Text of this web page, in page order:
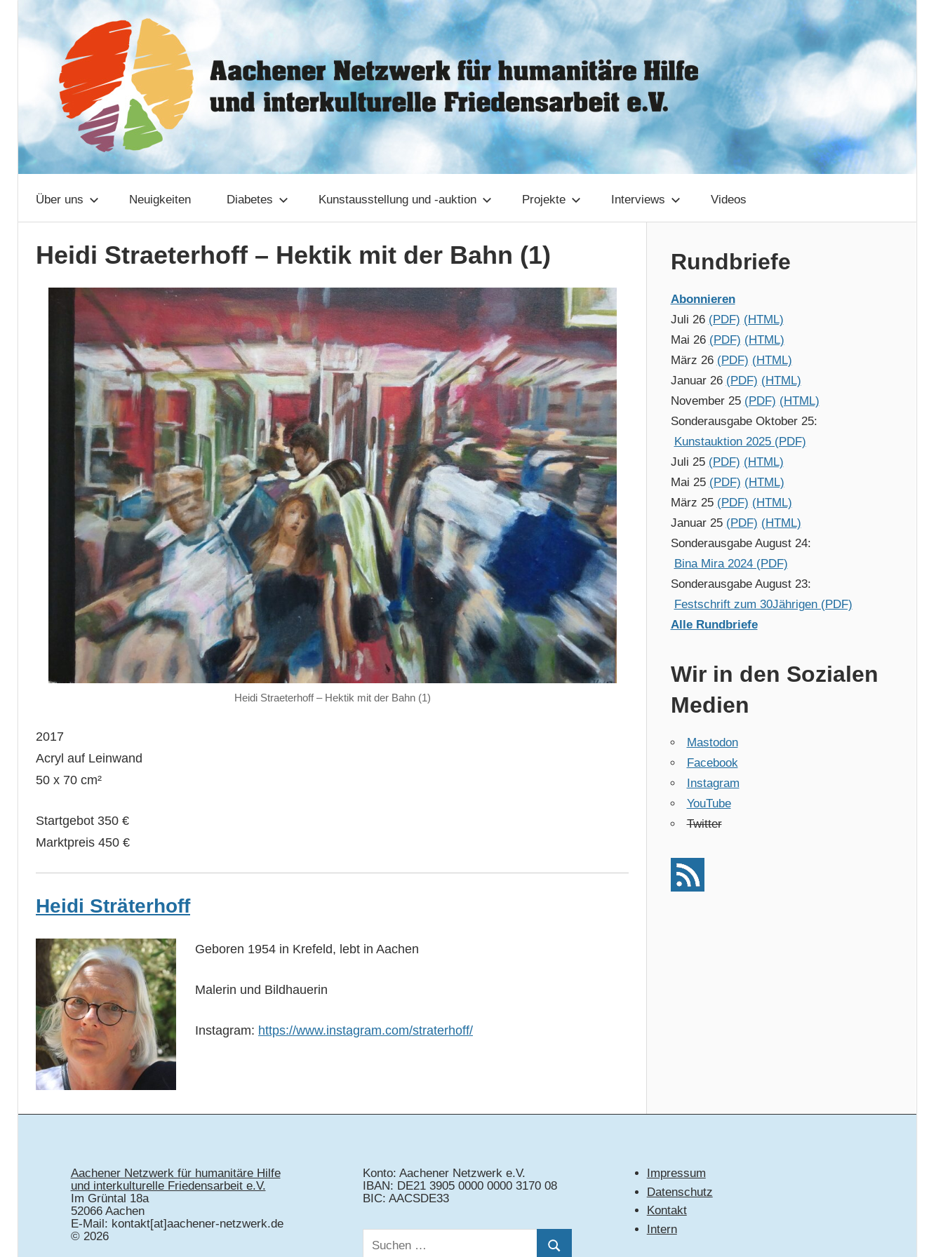
springen
Aachener
Netzwerk
Über uns Neuigkeiten Diabetes Kunstausstellung und -auktion Projekte Interviews Videos
Heidi Straeterhoff – Hektik mit der Bahn (1)
Heidi Straeterhoff – Hektik mit der Bahn (1)
2017
Acryl auf Leinwand
50 x 70 cm²
Startgebot 350 €
Marktpreis 450 €
Heidi Sträterhoff
Geboren 1954 in Krefeld, lebt in Aachen
Malerin und Bildhauerin
Instagram: https://www.instagram.com/straterhoff/
Rundbriefe
Abonnieren
Juli 26 (PDF) (HTML)
Mai 26 (PDF) (HTML)
März 26 (PDF) (HTML)
Januar 26 (PDF) (HTML)
November 25 (PDF) (HTML)
Sonderausgabe Oktober 25:
Kunstauktion 2025 (PDF)
Juli 25 (PDF) (HTML)
Mai 25 (PDF) (HTML)
März 25 (PDF) (HTML)
Januar 25 (PDF) (HTML)
Sonderausgabe August 24:
Bina Mira 2024 (PDF)
Sonderausgabe August 23:
Festschrift zum 30Jährigen (PDF)
Alle Rundbriefe
Wir in den Sozialen
Medien
Mastodon
Facebook
Instagram
YouTube
Twitter
Aachener Netzwerk für humanitäre Hilfe
und interkulturelle Friedensarbeit e.V.
Im Grüntal 18a
52066 Aachen
E-Mail: kontakt[at]aachener-netzwerk.de
© 2026
Konto: Aachener Netzwerk e.V.
IBAN: DE21 3905 0000 0000 3170 08
BIC: AACSDE33
Suchen
Impressum
Datenschutz
Kontakt
Intern